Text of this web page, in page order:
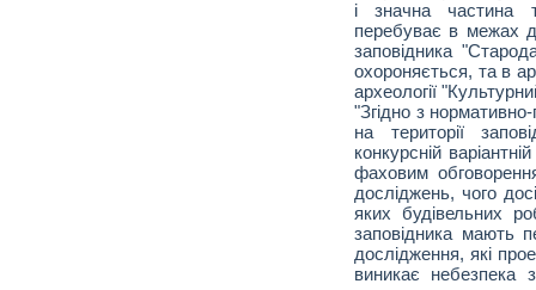
і значна частина
перебуває в межах
заповідника
охороняється, та в
археології
"Згідно з
на території
конкурсній
фаховим
досліджень, чого
яких будівельних
заповідника мають
дослідження, які
виникає небезпека